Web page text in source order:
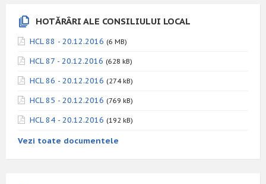
HOTĂRÂRI ALE CONSILIULUI LOCAL
HCL 88 - 20.12.2016 (6 MB)
HCL 87 - 20.12.2016 (628 kB)
HCL 86 - 20.12.2016 (274 kB)
HCL 85 - 20.12.2016 (769 kB)
HCL 84 - 20.12.2016 (192 kB)
Vezi toate documentele